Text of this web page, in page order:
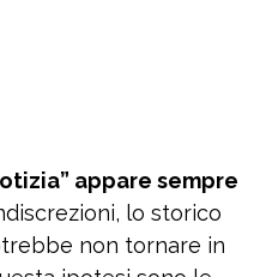
appare sempre
lo storico
non tornare in